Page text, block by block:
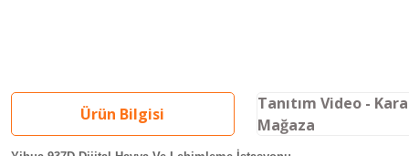
Ürün Bilgisi
Tanıtım Video -
Mağaza